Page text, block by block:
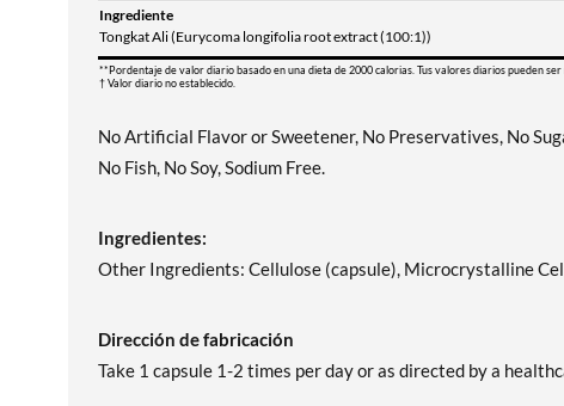
Ingrediente
Tongkat Ali (Eurycoma longifolia root extract (100:1))
**Pordentaje de valor diario basado en una dieta de 2000 calorias. Tus valores diarios pueden ser
† Valor diario no establecido.
No Artificial Flavor or Sweetener, No Preservatives, No
No Fish, No Soy, Sodium Free.
Ingredientes:
Other Ingredients: Cellulose (capsule), Microcrystalline
Dirección de fabricación
Take 1 capsule 1-2 times per day or as directed by a